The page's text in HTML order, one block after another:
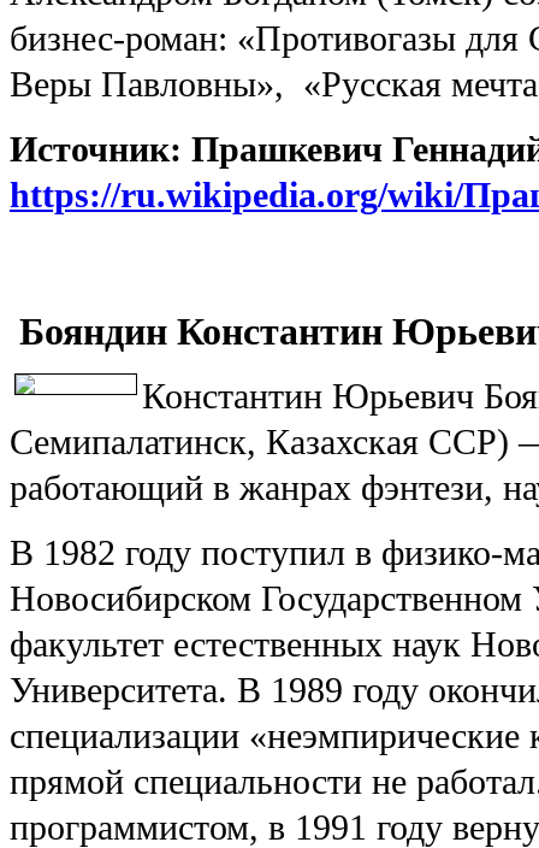
бизнес-роман: «Противогазы
Веры Павловны», «Русская
Источник: Прашкевич
https://ru.wikipedia.org/wiki/
Бояндин Константин
Константин Юрьевич
Семипалатинск, Казахская ССР)
работающий в жанрах фэнтези,
В 1982 году поступил в физико-
Новосибирском
факультет естественных наук
Университета. В 1989 году
специализации «неэмпирические
прямой специальности не
программистом, в 1991 году